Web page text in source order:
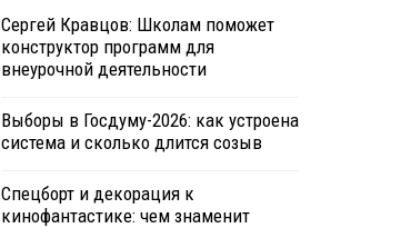
Сергей Кравцов: Школам поможет
конструктор программ для
внеурочной деятельности
Выборы в Госдуму-2026: как устроена
система и сколько длится созыв
Спецборт и декорация к
кинофантастике: чем знаменит